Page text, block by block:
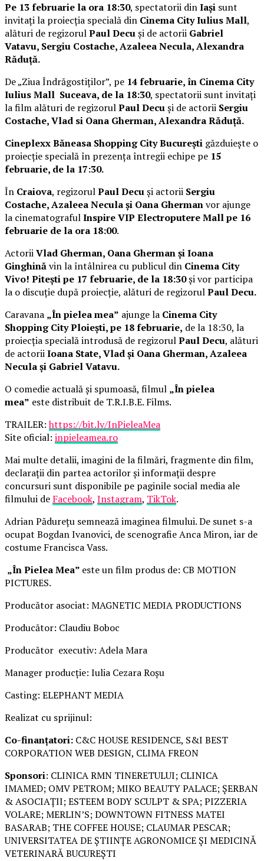
Pe 13 februarie la ora 18:30, spectatorii dinIași sunt
invitați la proiecția specială din Cinema City Iulius Mall,
alături de regizorulPaul Decuși de actorii Gabriel
Vatavu, Sergiu Costache, Azaleea Necula, Alexandra
Răduță.
De „Ziua Îndrăgostiților”, pe 14 februarie, în Cinema City
Iulius Mall Suceava, de la 18:30, spectatorii sunt invitați
la film alături de regizorulPaul Decuși de actorii Sergiu
Costache, Vlad si Oana Gherman, Alexandra Răduță.
Cineplexx Băneasa Shopping City București găzduiește o
proiecție specială în prezența întregii echipe pe 15
februarie, de la 17:30.
În Craiova, regizorulPaul Decuși actorii Sergiu
Costache, Azaleea Necula și Oana Ghermanvor ajunge
la cinematografulInspire VIP Electroputere Mall pe 16
februarie de la ora 18:00.
ActoriiVlad Gherman, Oana Gherman și Ioana
Ginghinăvin la întâlnirea cu publicul din Cinema City
Vivo! Pitești pe 17 februarie, de la 18:30și vor participa
la o discuție după proiecție, alături de regizorulPaul Decu.
Caravana „În pielea mea” ajunge la Cinema City
Shopping City Ploiești, pe 18 februarie, de la 18:30, la
proiecția specială introdusă de regizorulPaul Decu, alături
de actoriiIoana State, Vlad și Oana Gherman, Azaleea
Necula și Gabriel Vatavu.
O comedie actuală și spumoasă, filmul „În pielea
mea” este distribuit de T.R.I.B.E. Films.
TRAILER:https://bit.ly/InPieleaMea
Site oficial: inpieleamea.ro
Mai multe detalii, imagini de la filmări, fragmente din film,
declarații din partea actorilor și informații despre
concursuri sunt disponibile pe paginile social media ale
filmului de Facebook, Instagram, TikTok.
Adrian Pădurețu semnează imaginea filmului. De sunet s-a
ocupat Bogdan Ivanovici, de scenografie Anca Miron, iar de
costume Francisca Vass.
„În Pielea Mea” este un film produs de: CB MOTION
PICTURES.
Producător asociat: MAGNETIC MEDIA PRODUCTIONS
Producător: Claudiu Boboc
Producător executiv: Adela Mara
Manager producție: Iulia Cezara Roșu
Casting: ELEPHANT MEDIA
Realizat cu sprijinul:
Co-finanțatori: C&C HOUSE RESIDENCE, S&I BEST
CORPORATION WEB DESIGN, CLIMA FREON
Sponsori: CLINICA RMN TINERETULUI; CLINICA
IMAMED; OMV PETROM; MIKO BEAUTY PALACE; ȘERBAN
& ASOCIAȚII; ESTEEM BODY SCULPT & SPA; PIZZERIA
VOLARE; MERLIN’S; DOWNTOWN FITNESS MATEI
BASARAB; THE COFFEE HOUSE; CLAUMAR PESCAR;
UNIVERSITATEA DE ȘTIINȚE AGRONOMICE ȘI MEDICINĂ
VETERINARĂ BUCUREȘTI